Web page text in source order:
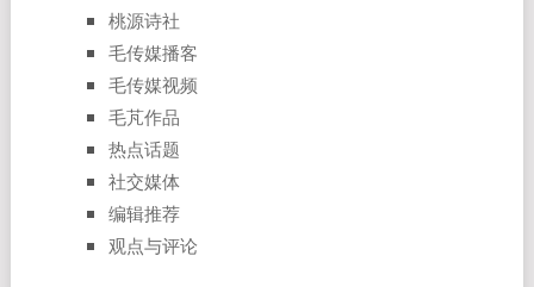
桃源诗社
毛传媒播客
毛传媒视频
毛芃作品
热点话题
社交媒体
编辑推荐
观点与评论